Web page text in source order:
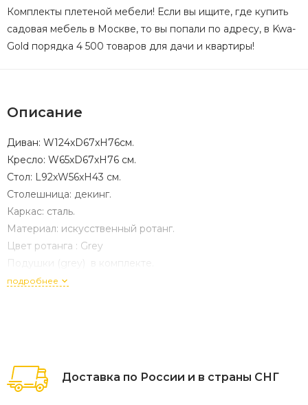
Комплекты плетеной мебели! Если вы ищите, где купить
садовая мебель в Москве, то вы попали по адресу, в Kwa-
Gold порядка 4 500 товаров для дачи и квартиры!
Описание
Диван: W124xD67xH76см.
Кресло: W65xD67xH76 см.
Стол: L92xW56xH43 см.
Столешница: декинг.
Каркас: сталь.
Материал: искусственный ротанг.
Цвет ротанга : Grey
Подушки (grey) в комплекте.
2 коробки: 116x58x33 cm (28кг) 116x73x33 cm (28кг)
подробнее
Доставка по России и в страны СНГ